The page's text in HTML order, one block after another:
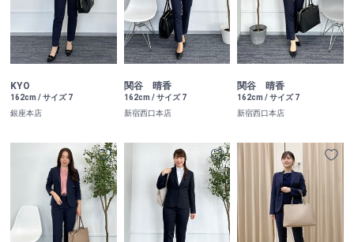
KYO
162cm / サイズ 7
銀座本店
関谷 晴香
162cm / サイズ 7
新宿西口本店
関谷 晴香
162cm / サイズ 7
新宿西口本店